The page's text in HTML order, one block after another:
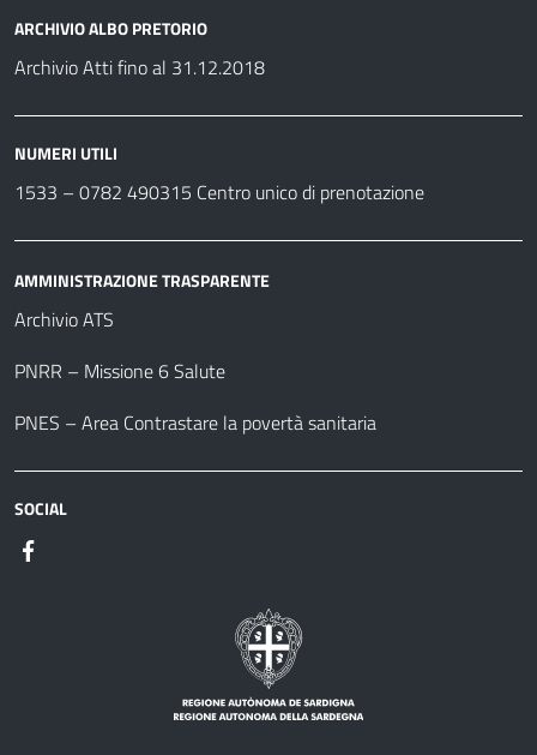
ARCHIVIO ALBO PRETORIO
Archivio Atti fino al 31.12.2018
NUMERI UTILI
1533 – 0782 490315 Centro unico di prenotazione
AMMINISTRAZIONE TRASPARENTE
Archivio ATS
PNRR – Missione 6 Salute
PNES – Area Contrastare la povertà sanitaria
SOCIAL